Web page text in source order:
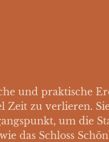
und praktische
Zeit zu verlieren.
um die
das Schloss